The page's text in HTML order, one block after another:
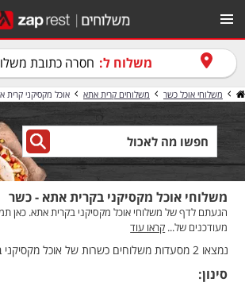
משלוח ל: חסרה כתובת
משלוחי אוכל כשר משלוחים קרית אתא אוכל מקסיקני קרית
משלוחי אוכל מקסיקני בקרית אתא - כשר
הגעתם לדף של משלוחי אוכל מקסיקני בקרית אתא. כאן
מעודכנים של... קראו עוד
נמצאו 2 מסעדות משלוחים כשרות של אוכל מקסיקני בקרית אתא
סינון: